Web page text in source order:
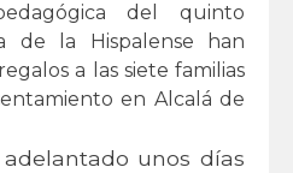
del quinto
de la Hispalense han
a las siete familias
en Alcalá de
unos días